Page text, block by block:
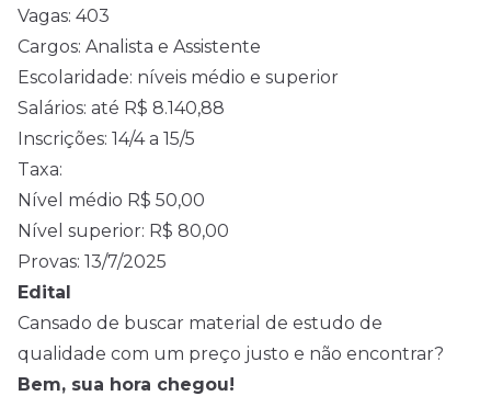
Vagas: 403
Cargos: Analista e Assistente
Escolaridade: níveis médio e superior
Salários: até R$ 8.140,88
Inscrições: 14/4 a 15/5
Taxa:
Nível médio R$ 50,00
Nível superior: R$ 80,00
Provas: 13/7/2025
Edital
Cansado de buscar material de estudo de
qualidade com um preço justo e não encontrar?
Bem, sua hora chegou!